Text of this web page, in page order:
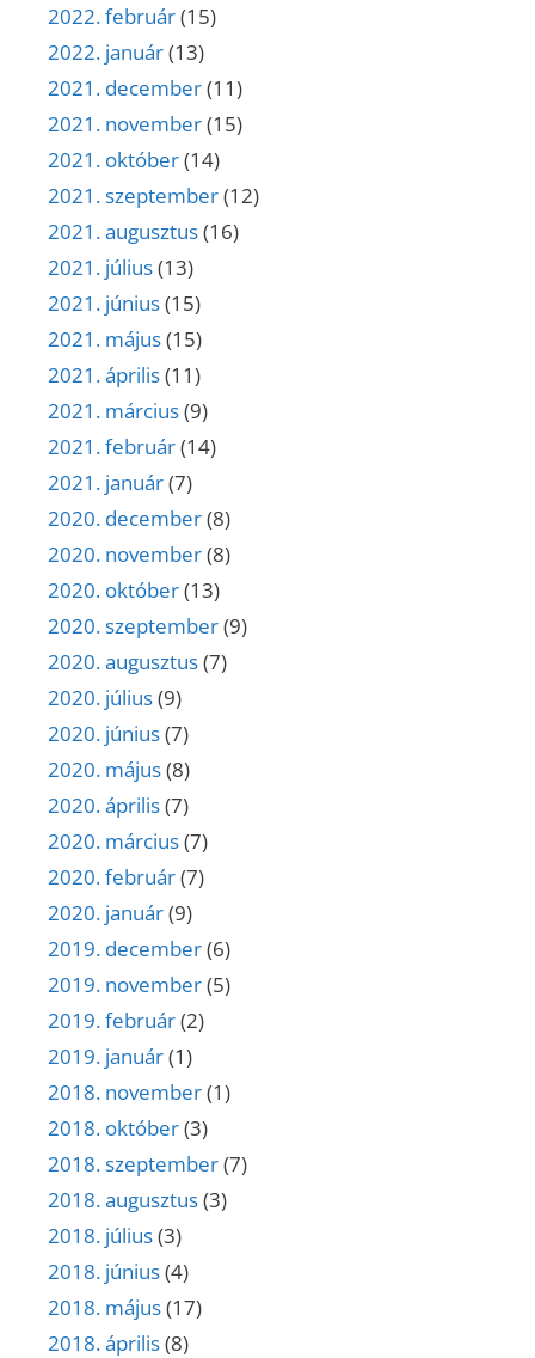
2022. február(15)
2022. január(13)
2021. december(11)
2021. november(15)
2021. október(14)
2021. szeptember(12)
2021. augusztus(16)
2021. július(13)
2021. június(15)
2021. május(15)
2021. április(11)
2021. március(9)
2021. február(14)
2021. január(7)
2020. december(8)
2020. november(8)
2020. október(13)
2020. szeptember(9)
2020. augusztus(7)
2020. július(9)
2020. június(7)
2020. május(8)
2020. április(7)
2020. március(7)
2020. február(7)
2020. január(9)
2019. december(6)
2019. november(5)
2019. február(2)
2019. január(1)
2018. november(1)
2018. október(3)
2018. szeptember(7)
2018. augusztus(3)
2018. július(3)
2018. június(4)
2018. május(17)
2018. április(8)